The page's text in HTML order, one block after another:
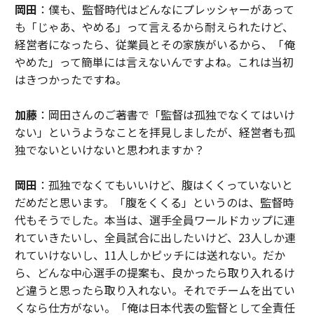
岡田 ：僕も、監督時代はどんなにプレッシャーがあって
も「じゃあ、やめる」って言えるから耐えられたけど、
経営者になったら、従業員とその家族がいるから、「俺
やめた」って簡単には言えないんですよね。これは当初
はきつかったですね。
加藤：岡田さんのご著書で「監督は孤独でなくてはいけ
ない」というようなことを拝見しましたが、経営者も孤
独でないといけないと思われますか？
岡田 ：孤独でなくてもいいけど、腹はくくっていないと
だめだと思います。「腹をくくる」というのは、監督時
代もそうでした。本当は、選手全員ワールドカップに連
れていきたいし、全員試合に出したいけど、23人しか連
れていけないし、11人しかピッチには送れない。だか
ら、どんな中心選手の提案も、良かったら取り入れるけ
ど違うと思ったら取り入れない。それでチームを出てい
くなら仕方がない。「俺は日本代表の監督として全責任